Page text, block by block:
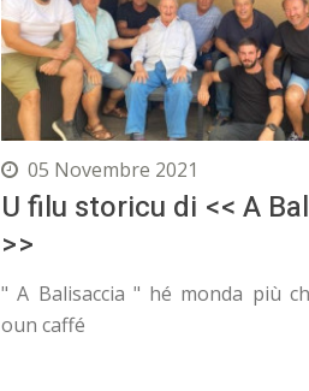
05 Novembre 2021
U filu storicu di << A
>>
" A Balisaccia " hé monda più
oun caffé